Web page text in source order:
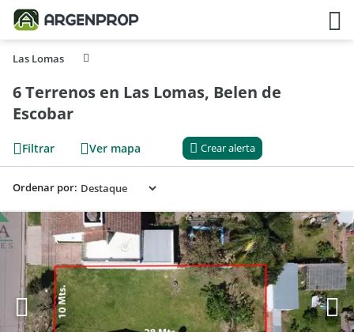
Las Lomas
6 Terrenos en Las Lomas, Belen de
Escobar
Filtrar Ver mapa Crear alerta
Ordenar por: